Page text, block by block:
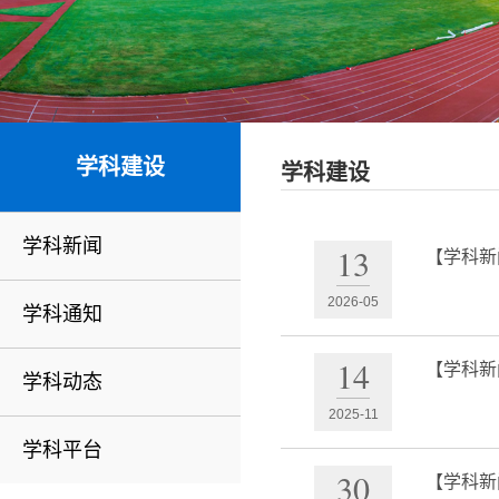
学科建设
学科新闻
学科通知
学科动态
学科平台
学科建设
13
2026-05
【学科
14
2025-11
【学科
30 【学科